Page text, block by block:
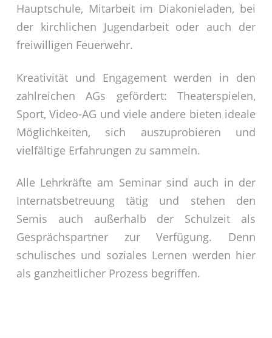
Hauptschule, Mitarbeit im Diakonieladen, bei
der kirchlichen Jugendarbeit oder auch der
freiwilligen Feuerwehr.
Kreativität und Engagement werden in den
zahlreichen AGs gefördert: Theaterspielen,
Sport, Video-AG und viele andere bieten ideale
Möglichkeiten, sich auszuprobieren und
vielfältige Erfahrungen zu sammeln.
Alle Lehrkräfte am Seminar sind auch in der
Internatsbetreuung tätig und stehen den
Semis auch außerhalb der Schulzeit als
Gesprächspartner zur Verfügung. Denn
schulisches und soziales Lernen werden hier
als ganzheitlicher Prozess begriffen.